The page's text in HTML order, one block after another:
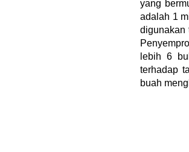
yang
adalah 1
digunakan
lebih 6
terhadap
buah